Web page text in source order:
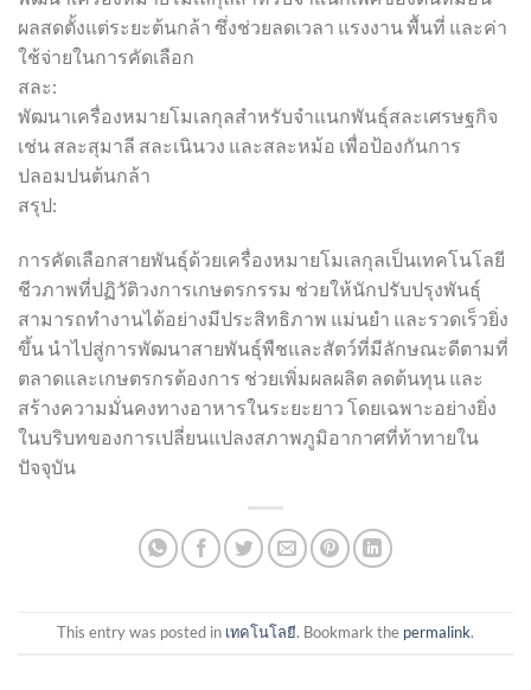
ผลสดตั้งแต่ระยะต้นกล้า ซึ่งช่วยลดเวลา แรงงาน พื้นที่ และค่า
ใช้จ่ายในการคัดเลือก
สละ:
พัฒนาเครื่องหมายโมเลกุลสำหรับจำแนกพันธุ์สละเศรษฐกิจ
เช่น สละสุมาลี สละเนินวง และสละหม้อ เพื่อป้องกันการ
ปลอมปนต้นกล้า
สรุป:
การคัดเลือกสายพันธุ์ด้วยเครื่องหมายโมเลกุลเป็นเทคโนโลยี
ชีวภาพที่ปฏิวัติวงการเกษตรกรรม ช่วยให้นักปรับปรุงพันธุ์
สามารถทำงานได้อย่างมีประสิทธิภาพ แม่นยำ และรวดเร็วยิ่ง
ขึ้น นำไปสู่การพัฒนาสายพันธุ์พืชและสัตว์ที่มีลักษณะดีตามที่
ตลาดและเกษตรกรต้องการ ช่วยเพิ่มผลผลิต ลดต้นทุน และ
สร้างความมั่นคงทางอาหารในระยะยาว โดยเฉพาะอย่างยิ่ง
ในบริบทของการเปลี่ยนแปลงสภาพภูมิอากาศที่ท้าทายใน
ปัจจุบัน
This entry was posted in เทคโนโลยี. Bookmark the permalink.